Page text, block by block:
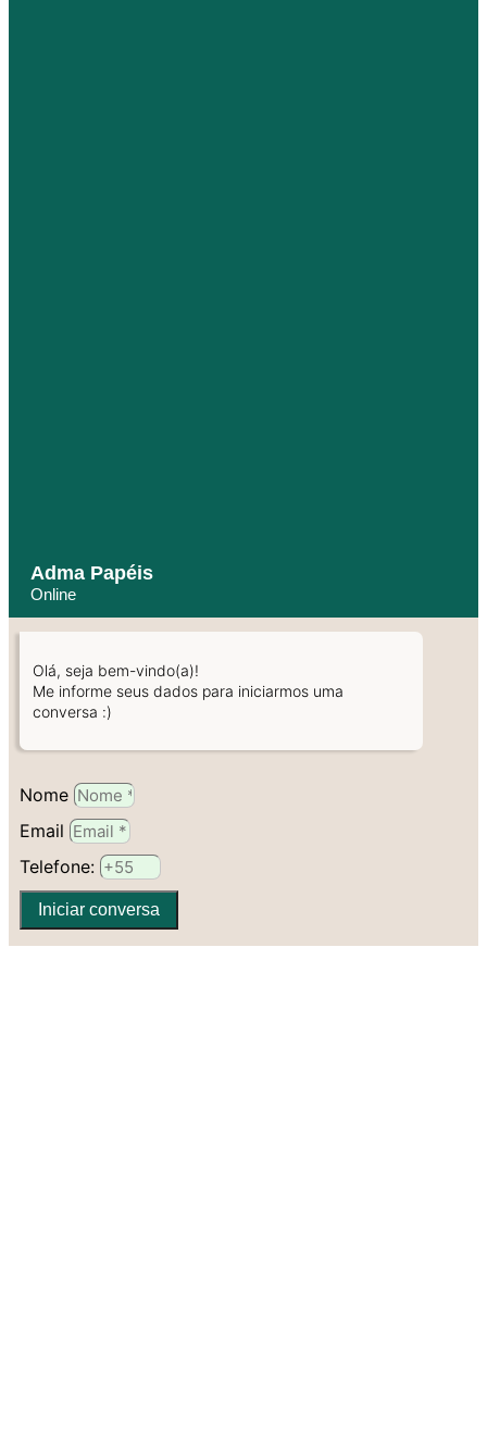
Adma Papéis
Online
Olá, seja bem-vindo(a)!
Me informe seus dados para iniciarmos uma
conversa :)
Nome
Email
Telefone:
Iniciar conversa